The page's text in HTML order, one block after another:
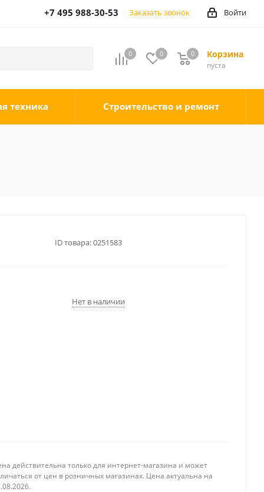
Войти
+7 495 988-30-53 Заказать звонок
0 0 Корзина
0
пуста
0
техника Строительство и ремонт
ID товара:0251583
Нет в наличии
действительна только для интернет-магазина и может
от цен в розничных магазинах. Цена актуальна на